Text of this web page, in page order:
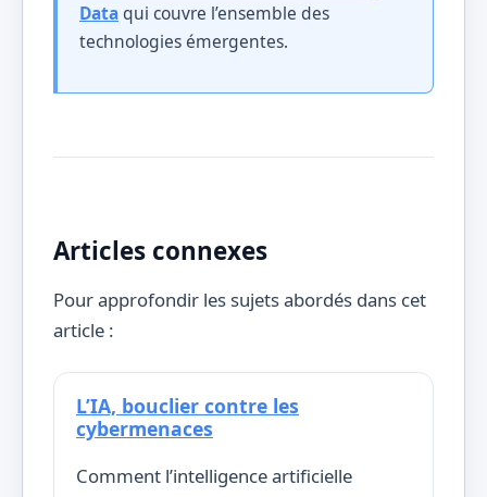
Dataqui couvre l’ensemble des
technologies émergentes.
Articles connexes
Pour approfondir les sujets abordés dans cet
article :
L’IA, bouclier contre les
cybermenaces
Comment l’intelligence artificielle